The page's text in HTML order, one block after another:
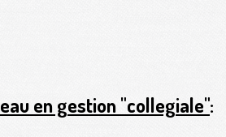
en gestion "collegiale":